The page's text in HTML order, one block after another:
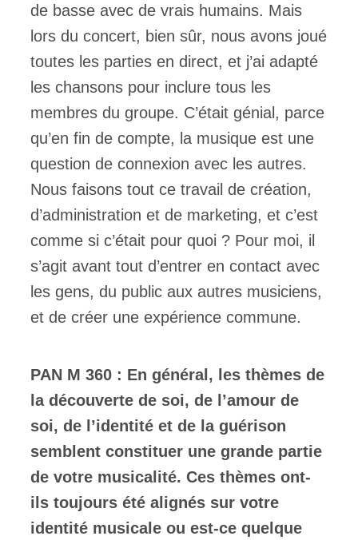
de basse avec de vrais humains. Mais
lors du concert, bien sûr, nous avons joué
toutes les parties en direct, et j’ai adapté
les chansons pour inclure tous les
membres du groupe. C’était génial, parce
qu’en fin de compte, la musique est une
question de connexion avec les autres.
Nous faisons tout ce travail de création,
d’administration et de marketing, et c’est
comme si c’était pour quoi ? Pour moi, il
s’agit avant tout d’entrer en contact avec
les gens, du public aux autres musiciens,
et de créer une expérience commune.
PAN M 360 : En général, les thèmes de
la découverte de soi, de l’amour de
soi, de l’identité et de la guérison
semblent constituer une grande partie
de votre musicalité. Ces thèmes ont-
ils toujours été alignés sur votre
identité musicale ou est-ce quelque